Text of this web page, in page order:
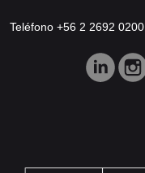
Teléfono +56 2 2692 0200